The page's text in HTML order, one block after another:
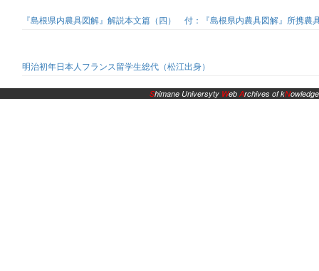
『島根県内農具図解』解説本文篇（四） 付：『島根県内農具図解』所携農
明治初年日本人フランス留学生総代（松江出身）
Shimane Universyty WebArchives of kNowledge